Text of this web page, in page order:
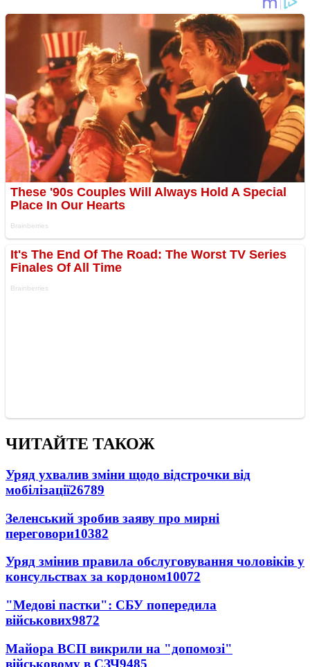
ЧИТАЙТЕ ТАКОЖ
Уряд ухвалив зміни щодо відстрочки від
мобілізації26789
Зеленський зробив заяву про мирні
переговори10382
Уряд змінив правила обслуговування чоловіків у
консульствах за кордоном10072
"Медові пастки": СБУ попередила
військових9872
Майора ВСП викрили на "допомозі"
військовому в СЗЧ9485